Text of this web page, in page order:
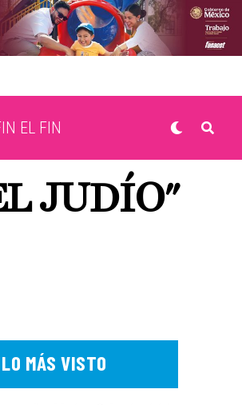
EL FIN
JUDÍO"
LO MÁS VISTO